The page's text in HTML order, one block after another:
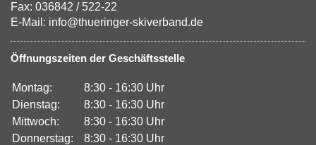
Fax: 036842 / 522-22
E-Mail: info@thueringer-skiverband.de
Öffnungszeiten der Geschäftsstelle
Montag:
8:30 - 16:30 Uhr
Dienstag:
8:30 - 16:30 Uhr
Mittwoch:
8:30 - 16:30 Uhr
Donnerstag:
8:30 - 16:30 Uhr